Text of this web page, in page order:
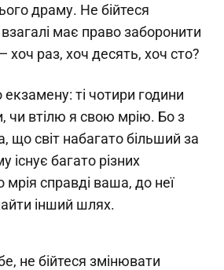
драму. Не бійтеся
має право заборонити
раз, хоч десять, хоч сто?
ті чотири години
чи втілю я свою мрію. Бо з
що світ набагато більший за
існує багато різних
справді ваша, до неї
інший шлях.
не бійтеся змінювати